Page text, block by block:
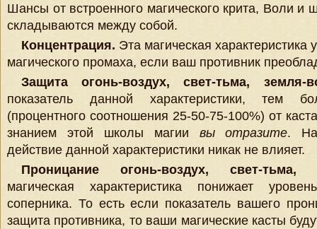
Шансы от встроенного магического крита, Воли и
складываются между собой.
Концентрация. Эта магическая
магического промаха, если ваш противник
Защита огонь-воздух, свет-тьма, земля-
показатель данной характеристики, тем
(процентного соотношения 25-50-75-100%) от
знанием этой школы магии вы отразите. На
действие данной характеристики никак не влияет.
Проницание огонь-воздух, свет-тьма,
магическая характеристика понижает
соперника. То есть если показатель вашего
защита противника, то ваши магические касты